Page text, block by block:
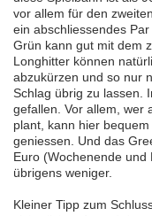
vor allem für den
ein abschliessendes
Grün kann gut mit dem
Longhitter können
abzukürzen und so nur
Schlag übrig zu lassen.
gefallen. Vor allem, wer
plant, kann hier
geniessen. Und das
Euro (Wochenende
übrigens weniger.
Kleiner Tipp zum